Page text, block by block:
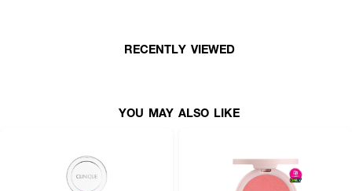
RECENTLY VIEWED
YOU MAY ALSO LIKE